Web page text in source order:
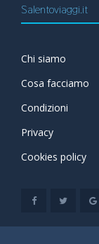
Salentoviaggi.it
Chi siamo
Cosa facciamo
Condizioni
Privacy
Cookies policy